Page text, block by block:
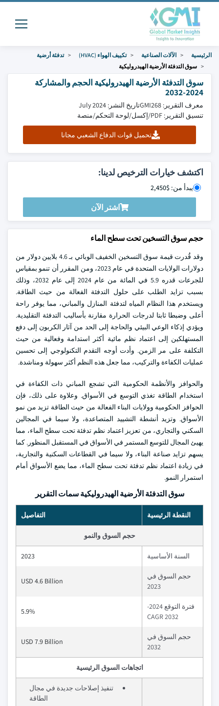
الرئيسية الآلات الصناعية تكييف الهواء (HVAC)
تدفئة أرضية
سوق التدفئة الأرضية الهيدروليكية
سوق التدفئة الأرضية الهيدروليكية الحجم والمشاركة
2024-2032
معرف التقرير: GMI268
تاريخ النشر: July 2024
تنسيق التقرير: PDF/إكسل/لوحة التحكم/منصة
تحميل قوات الدفاع الشعبي مجانا
اكتشف خيارات الترخيص لدينا:
يبدأ من: $2,450
اشتر الآن
حجم سوق التسخين تحت سطح الماء
وقد قُدرت قيمة سوق التسخين الخفيف الوبائي بـ 4.6 بلايين دولار من
دولارات الولايات المتحدة في عام 2023، ومن المقرر أن تنمو بمقياس
للجرعات قدره 5.9 في المائة من عام 2024 إلى عام 2032، وذلك
بسبب تزايد الطلب على حلول التدفئة الفعالة من حيث الطاقة.
ويستخدم هذا النظام المياه لتدفئة المنازل والمباني، مما يوفر راحة
أعلى وضبطا ثابتا لدرجات الحرارة مقارنة بأساليب التدفئة التقليدية.
ويؤدي إذكاء الوعي البيئي والحاجة إلى الحد من آثار الكربون إلى دفع
المستهلكين إلى اعتماد نظم مائية أكثر استدامة وفعالية من حيث
التكلفة على مر الزمن. وأدت أوجه التقدم التكنولوجي إلى تحسين
عمليات الكفاءة والتركيب، مما جعل هذه النظم أكثر سهولة ومناشدة.
والحوافز والأنظمة الحكومية التي تشجع المباني ذات الكفاءة في
استخدام الطاقة تغذي التوسع في الأسواق. وعلاوة على ذلك، فإن
الحوافز الحكومية وولايات البناء الفعالة من حيث الطاقة تزيد من نمو
الأسواق. وتزيد أنشطة التشييد المتصاعدة، ولا سيما في المجالين
السكني والتجاري، من تعزيز اعتماد نظم تدفئة تحت سطح الماء، مما
يهيئ المجال للتوسع المستمر في الأسواق في المستقبل المنظور. كما
يسهم تزايد صناعة البناء، ولا سيما في القطاعات السكنية والتجارية،
في زيادة اعتماد نظم تدفئة تحت سطح الماء، مما يضع الأسواق أمام
استمرار النمو.
سوق التدفئة الأرضية الهيدروليكية سمات التقرير
النقطة الرئيسية التفاصيل
حجم السوق والنمو
السنة الأساسية 2023
حجم السوق في
2023
USD 4.6 Billion
فترة التوقع 2024-
2032 CAGR
5.9%
حجم السوق في
2032
USD 7.9 Billion
اتجاهات السوق الرئيسية
تنفيذ إصلاحات جديدة في مجال
الطاقة